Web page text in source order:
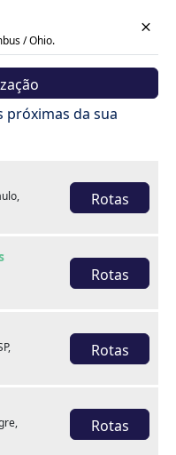
/ Ohio.
próximas da sua
Rotas
Rotas
Rotas
Rotas